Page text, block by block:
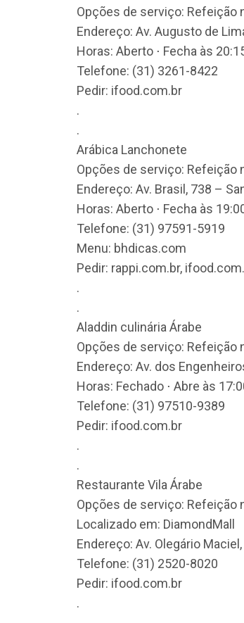
Opções de serviço: Refeição
Endereço: Av. Augusto de
Horas: Aberto ⋅ Fecha às
Telefone: (31) 3261-8422
Pedir: ifood.com.br
.
.
Arábica Lanchonete
Opções de serviço: Refeição
Endereço: Av. Brasil, 738 –
Horas: Aberto ⋅ Fecha às
Telefone: (31) 97591-5919
Menu: bhdicas.com
Pedir: rappi.com.br,
.
.
Aladdin culinária Árabe
Opções de serviço: Refeição
Endereço: Av. dos
Horas: Fechado ⋅ Abre às
Telefone: (31) 97510-9389
Pedir: ifood.com.br
.
.
Restaurante Vila Árabe
Opções de serviço: Refeição
Localizado em: DiamondMall
Endereço: Av. Olegário
Telefone: (31) 2520-8020
Pedir: ifood.com.br
.